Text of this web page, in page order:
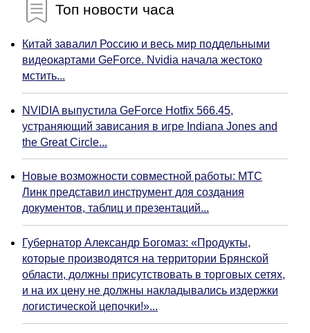
Топ новости часа
Китай завалил Россию и весь мир поддельными
видеокартами GeForce. Nvidia начала жестоко
мстить...
NVIDIA выпустила GeForce Hotfix 566.45,
устраняющий зависания в игре Indiana Jones and
the Great Circle...
Новые возможности совместной работы: МТС
Линк представил инструмент для создания
документов, таблиц и презентаций...
Губернатор Александр Богомаз: «Продукты,
которые производятся на территории Брянской
области, должны присутствовать в торговых сетях,
и на их цену не должны накладывались издержки
логистической цепочки!»...